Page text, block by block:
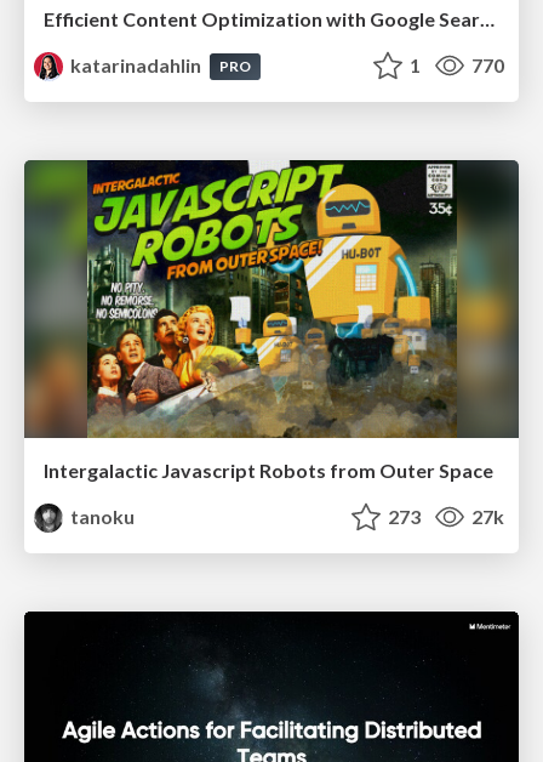
Efficient Content Optimization with Google Search Console & Apps Script
katarinadahlin
PRO 1 770
Intergalactic Javascript Robots from Outer Space
tanoku
273 27k